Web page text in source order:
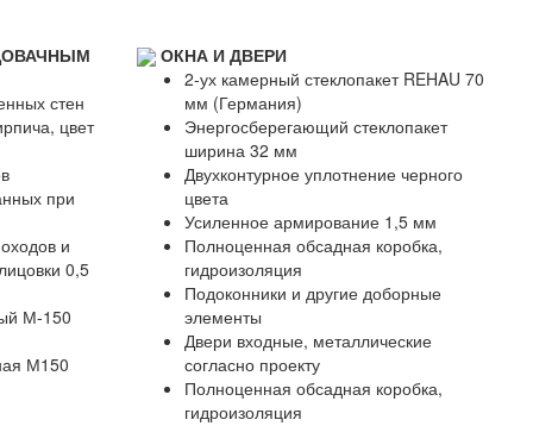
стен
цвет
при
и
0,5
М-150
М150
ОКНА И ДВЕРИ
2-ух камерный стеклопакет REHAU 70
мм (Германия)
Энергосберегающий стеклопакет
ширина 32 мм
Двухконтурное уплотнение черного
цвета
Усиленное армирование 1,5 мм
Полноценная обсадная коробка,
гидроизоляция
Подоконники и другие доборные
элементы
Двери входные, металлические
согласно проекту
Полноценная обсадная коробка,
гидроизоляция